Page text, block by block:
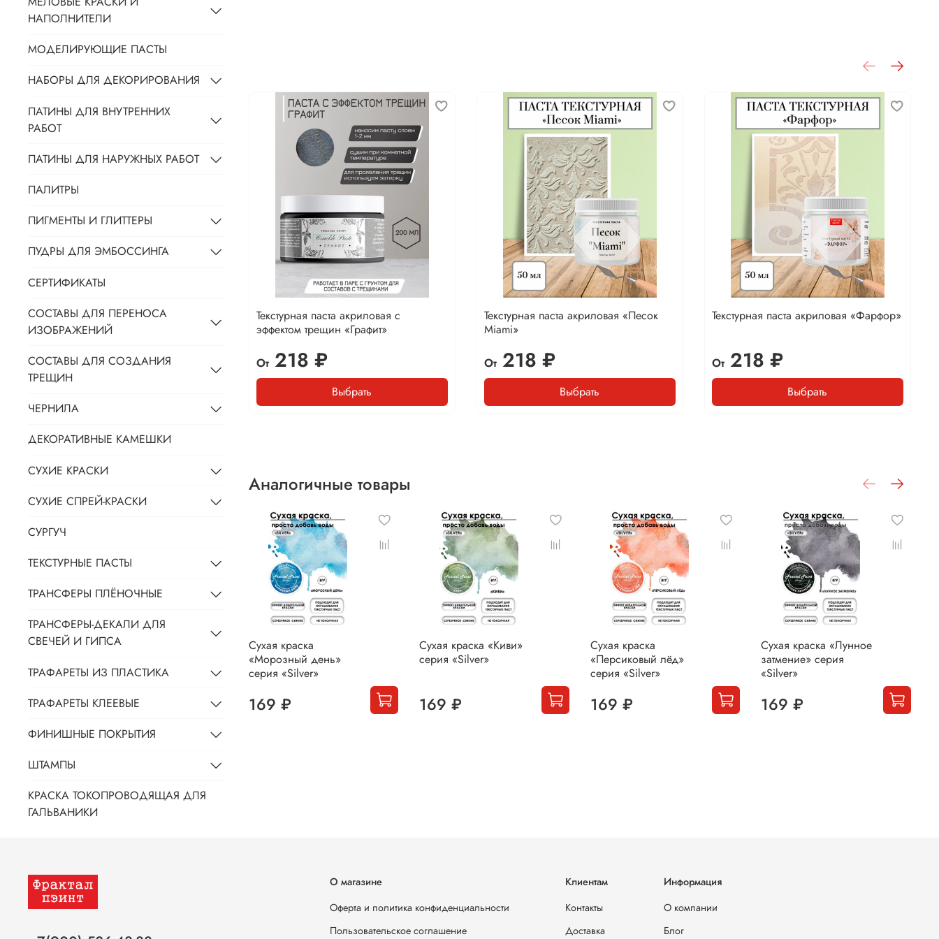
Текстурная паста акриловая с
эффектом трещин «Графит»
От218 ₽
Выбрать
Текстурная паста акриловая «Песок
Miami»
От218 ₽
Выбрать
Текстурная паста акриловая «Фарфор»
От218 ₽
Выбрать
Аналогичные товары
Сухая краска
«Морозный день»
серия «Silver»
169 ₽
Сухая краска «Киви»
серия «Silver»
169 ₽
Сухая краска
«Персиковый лёд»
серия «Silver»
169 ₽
Сухая краска «Лунное
затмение» серия
«Silver»
169 ₽
НАПОЛНИТЕЛИ
МОДЕЛИРУЮЩИЕ ПАСТЫ
НАБОРЫ ДЛЯ ДЕКОРИРОВАНИЯ
ПАТИНЫ ДЛЯ ВНУТРЕННИХ
РАБОТ
ПАТИНЫ ДЛЯ НАРУЖНЫХ РАБОТ
ПАЛИТРЫ
ПИГМЕНТЫ И ГЛИТТЕРЫ
ПУДРЫ ДЛЯ ЭМБОССИНГА
СЕРТИФИКАТЫ
СОСТАВЫ ДЛЯ ПЕРЕНОСА
ИЗОБРАЖЕНИЙ
СОСТАВЫ ДЛЯ СОЗДАНИЯ
ТРЕЩИН
ЧЕРНИЛА
ДЕКОРАТИВНЫЕ КАМЕШКИ
СУХИЕ КРАСКИ
СУХИЕ СПРЕЙ-КРАСКИ
СУРГУЧ
ТЕКСТУРНЫЕ ПАСТЫ
ТРАНСФЕРЫ ПЛЁНОЧНЫЕ
ТРАНСФЕРЫ-ДЕКАЛИ ДЛЯ
СВЕЧЕЙ И ГИПСА
ТРАФАРЕТЫ ИЗ ПЛАСТИКА
ТРАФАРЕТЫ КЛЕЕВЫЕ
ФИНИШНЫЕ ПОКРЫТИЯ
ШТАМПЫ
КРАСКА ТОКОПРОВОДЯЩАЯ ДЛЯ
ГАЛЬВАНИКИ
О магазине
Оферта и политика конфиденциальности
Пользовательское соглашение
Клиентам
Контакты
Доставка
Информация
О компании
Блог